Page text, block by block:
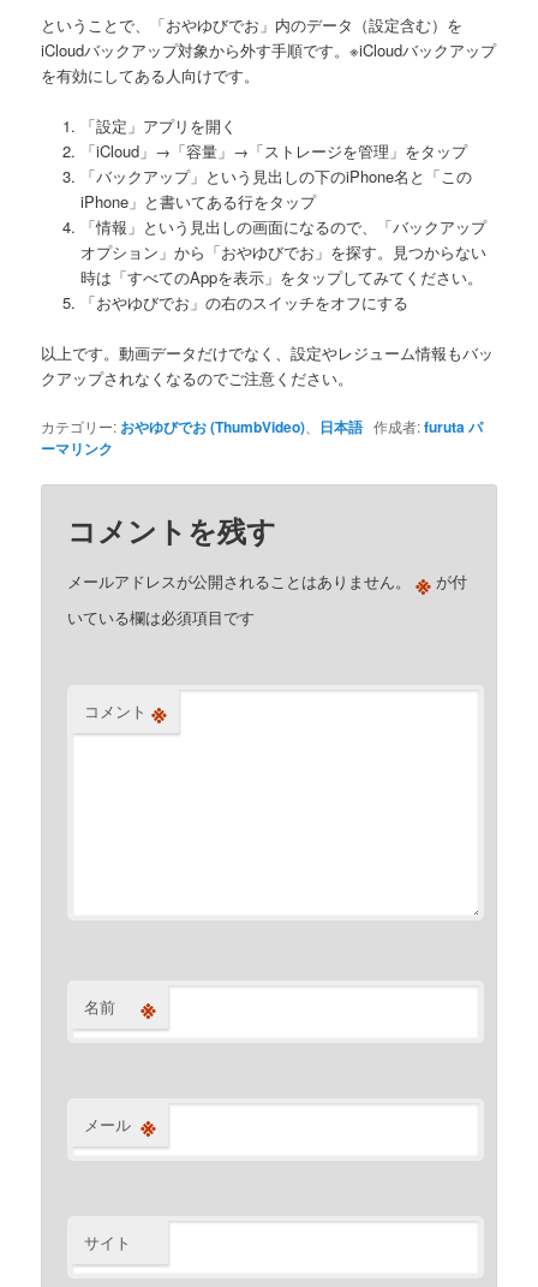
ということで、「おやゆびでお」内のデータ（設定含む）を
iCloudバックアップ対象から外す手順です。※iCloudバックアップ
を有効にしてある人向けです。
「設定」アプリを開く
「iCloud」→「容量」→「ストレージを管理」をタップ
「バックアップ」という見出しの下のiPhone名と「この
iPhone」と書いてある行をタップ
「情報」という見出しの画面になるので、「バックアップ
オプション」から「おやゆびでお」を探す。見つからない
時は「すべてのAppを表示」をタップしてみてください。
「おやゆびでお」の右のスイッチをオフにする
以上です。動画データだけでなく、設定やレジューム情報もバッ
クアップされなくなるのでご注意ください。
カテゴリー: おやゆびでお (ThumbVideo) 日本語作成者:furutaパ
ーマリンク
コメントを残す
メールアドレスが公開されることはありません。 ※ が付
いている欄は必須項目です
コメント ※
名前 ※
メール ※
サイト